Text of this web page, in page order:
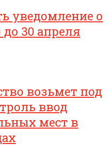
уведомление о
30 апреля
возьмет под
ввод
мест в